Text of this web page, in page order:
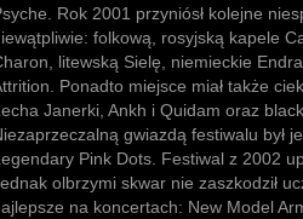
Rok 2001 przyniósł kolejne
folkową, rosyjską kapele
litewską Sielę, niemieckie
Ponadto miejsce miał także
Janerki, Ankh i Quidam oraz
gwiazdą festiwalu był
Pink Dots. Festiwal z 2002
olbrzymi skwar nie zaszkodził
na koncertach: New Model